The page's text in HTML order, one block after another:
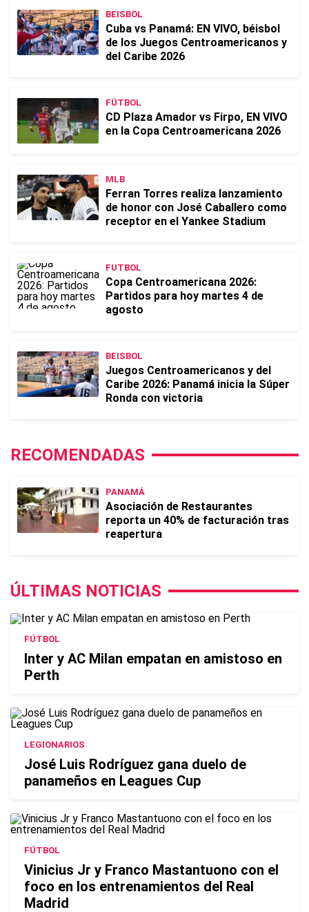
BEISBOL
Cuba vs Panamá: EN VIVO, béisbol
de los Juegos Centroamericanos y
del Caribe 2026
FÚTBOL
CD Plaza Amador vs Firpo, EN VIVO
en la Copa Centroamericana 2026
MLB
Ferran Torres realiza lanzamiento
de honor con José Caballero como
receptor en el Yankee Stadium
FUTBOL
Copa Centroamericana 2026:
Partidos para hoy martes 4 de
agosto
BEISBOL
Juegos Centroamericanos y del
Caribe 2026: Panamá inicia la Súper
Ronda con victoria
RECOMENDADAS
PANAMÁ
Asociación de Restaurantes
reporta un 40% de facturación tras
reapertura
ÚLTIMAS NOTICIAS
FÚTBOL
Inter y AC Milan empatan en amistoso en
Perth
LEGIONARIOS
José Luis Rodríguez gana duelo de
panameños en Leagues Cup
FÚTBOL
Vinicius Jr y Franco Mastantuono con el
foco en los entrenamientos del Real
Madrid